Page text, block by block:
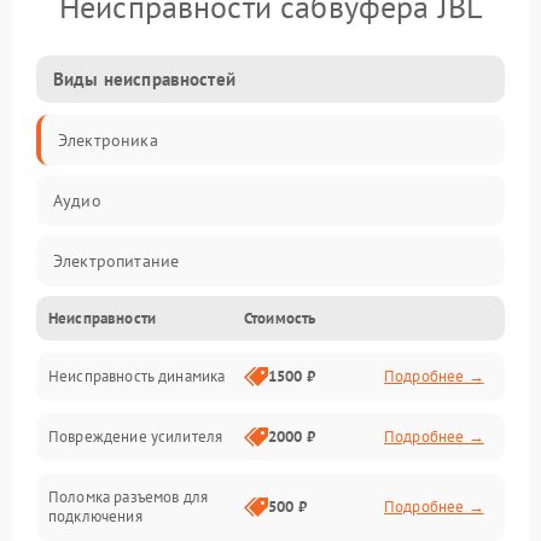
Виды неисправностей
Электроника
Аудио
Электропитание
Электронные компоненты
Механика
Управление
Корпус/Герметичность
Неисправности Стоимость
Неисправность динамика 1500 ₽ Подробнее →
Повреждение усилителя 2000 ₽ Подробнее →
Поломка разъемов для
подключения
500 ₽ Подробнее →